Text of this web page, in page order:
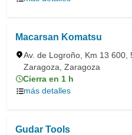
Macarsan Komatsu
Av. de Logroño, Km 13 600,
Zaragoza, Zaragoza
Cierra en 1 h
más detalles
Gudar Tools